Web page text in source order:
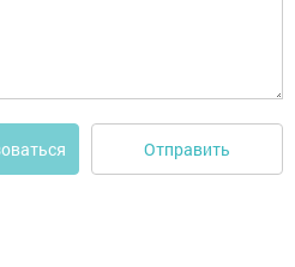
Отправить